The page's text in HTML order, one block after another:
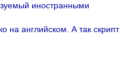
иностранными
на английском. А так скрипт